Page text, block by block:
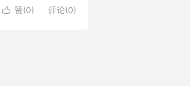
 赞(0) 评论(0)